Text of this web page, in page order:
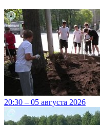
20:30 – 05 августа 2026